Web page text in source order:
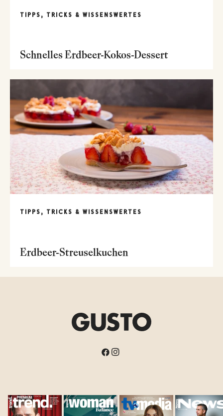
TIPPS, TRICKS & WISSENSWERTES
Schnelles Erdbeer-Kokos-Dessert
TIPPS, TRICKS & WISSENSWERTES
Erdbeer-Streuselkuchen